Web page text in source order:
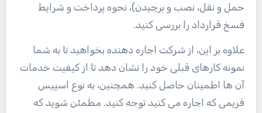
حمل و نقل، نصب و برچیدن)، نحوه پرداخت و شرایط
فسخ قرارداد را بررسی کنید.
علاوه بر این، از شرکت اجاره دهنده بخواهید تا به شما
نمونه کارهای قبلی خود را نشان دهد تا از کیفیت خدمات
آن ها اطمینان حاصل کنید. همچنین، به نوع اسپیس
فریمی که اجاره می کنید توجه کنید. مطمئن شوید که